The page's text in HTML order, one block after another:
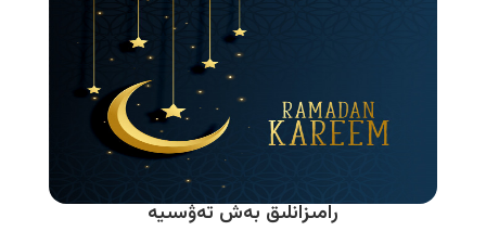
رامىزانلىق بەش تەۋسىيە